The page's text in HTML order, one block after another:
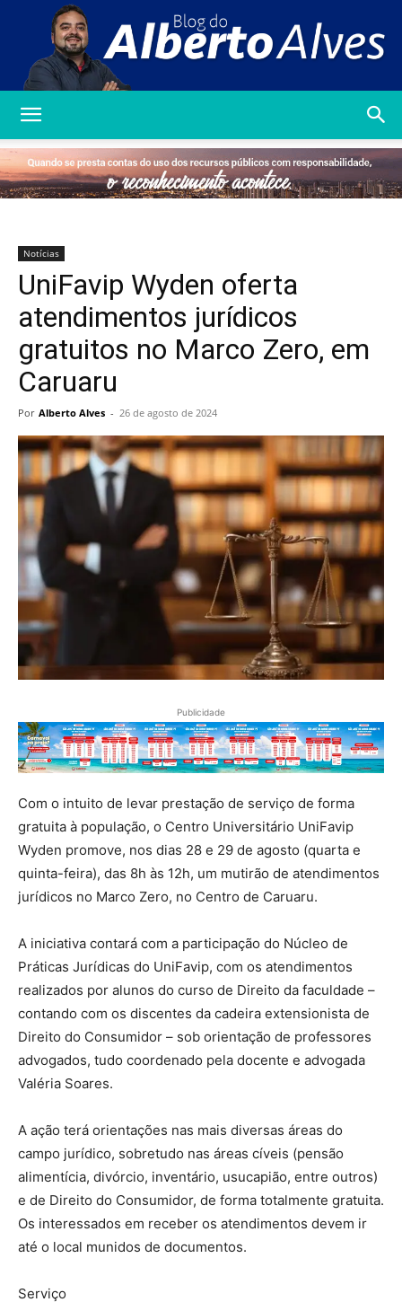
Alberto
Notícias
UniFavip Wyden oferta
atendimentos jurídicos
gratuitos no Marco Zero, em
Caruaru
Por Alberto Alves - 26 de agosto de 2024
Publicidade
Com o intuito de levar prestação de serviço de forma
gratuita à população, o Centro Universitário UniFavip
Wyden promove, nos dias 28 e 29 de agosto (quarta e
quinta-feira), das 8h às 12h, um mutirão de atendimentos
jurídicos no Marco Zero, no Centro de Caruaru.
A iniciativa contará com a participação do Núcleo de
Práticas Jurídicas do UniFavip, com os atendimentos
realizados por alunos do curso de Direito da faculdade –
contando com os discentes da cadeira extensionista de
Direito do Consumidor – sob orientação de professores
advogados, tudo coordenado pela docente e advogada
Valéria Soares.
A ação terá orientações nas mais diversas áreas do
campo jurídico, sobretudo nas áreas cíveis (pensão
alimentícia, divórcio, inventário, usucapião, entre outros)
e de Direito do Consumidor, de forma totalmente gratuita.
Os interessados em receber os atendimentos devem ir
até o local munidos de documentos.
Serviço